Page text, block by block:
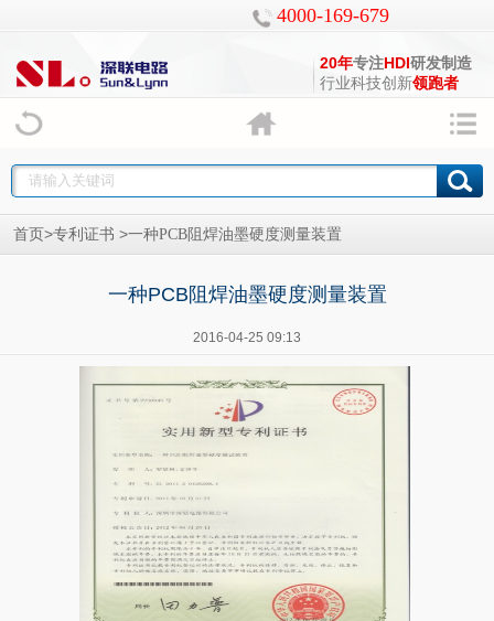
4000-169-679
20年专注HDI研发制造
行业科技创新领跑者
首页 >专利证书 >一种PCB阻焊油墨硬度测量装置
一种PCB阻焊油墨硬度测量装置
2016-04-25 09:13